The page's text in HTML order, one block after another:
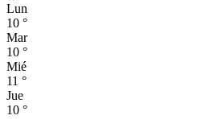
Lun
10 °
Mar
10 °
Mié
11 °
Jue
10 °